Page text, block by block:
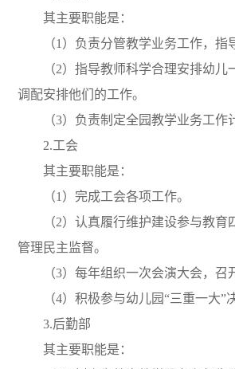
其主要职能是：
（1）负责分管教学业务工作，
（2）指导教师科学合理安排幼
调配安排他们的工作。
（3）负责制定全园教学业务工
2.工会
其主要职能是：
（1）完成工会各项工作。
（2）认真履行维护建设参与教
管理民主监督。
（3）每年组织一次会演大会，召
（4）积极参与幼儿园“三重一大
3.后勤部
其主要职能是：